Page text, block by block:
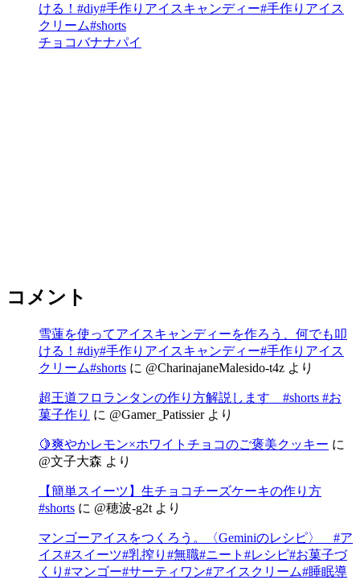
ける！#diy#手作りアイスキャンディー#手作りアイス
クリーム#shorts
チョコバナナパイ
コメント
雪蓮を使ってアイスキャンディーを作ろう、何でも叩
ける！#diy#手作りアイスキャンディー#手作りアイス
クリーム#shorts に @CharinajaneMalesido-t4z より
超王道フロランタンの作り方解説します #shorts #お
菓子作り に @Gamer_Patissierより
🍋爽やかレモン×ホワイトチョコのご褒美クッキー に
@文子大森 より
【簡単スイーツ】生チョコチーズケーキの作り方
#shorts に @穂波-g2t より
マンゴーアイスをつくろう。〈Geminiのレシピ〉 #ア
イス#スイーツ#乳搾り#無職#ニート#レシピ#お菓子づ
くり#マンゴー#サーティワン#アイスクリーム#睡眠導